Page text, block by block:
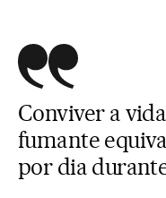
Conviver a
fumante
por dia